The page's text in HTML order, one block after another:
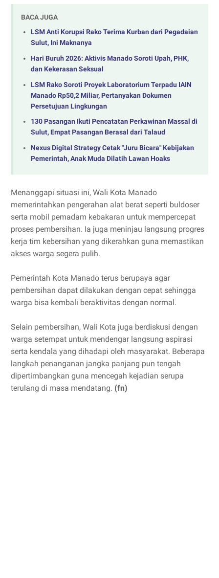
BACA JUGA
LSM Anti Korupsi Rako Terima Kurban dari Pegadaian
Sulut, Ini Maknanya
Hari Buruh 2026: Aktivis Manado Soroti Upah, PHK,
dan Kekerasan Seksual
LSM Rako Soroti Proyek Laboratorium Terpadu IAIN
Manado Rp50,2 Miliar, Pertanyakan Dokumen
Persetujuan Lingkungan
130 Pasangan Ikuti Pencatatan Perkawinan Massal di
Sulut, Empat Pasangan Berasal dari Talaud
Nexus Digital Strategy Cetak "Juru Bicara" Kebijakan
Pemerintah, Anak Muda Dilatih Lawan Hoaks
Menanggapi situasi ini, Wali Kota Manado
memerintahkan pengerahan alat berat seperti buldoser
serta mobil pemadam kebakaran untuk mempercepat
proses pembersihan. Ia juga meninjau langsung progres
kerja tim kebersihan yang dikerahkan guna memastikan
akses warga segera pulih.
Pemerintah Kota Manado terus berupaya agar
pembersihan dapat dilakukan dengan cepat sehingga
warga bisa kembali beraktivitas dengan normal.
Selain pembersihan, Wali Kota juga berdiskusi dengan
warga setempat untuk mendengar langsung aspirasi
serta kendala yang dihadapi oleh masyarakat. Beberapa
langkah penanganan jangka panjang pun tengah
dipertimbangkan guna mencegah kejadian serupa
terulang di masa mendatang. (fn)